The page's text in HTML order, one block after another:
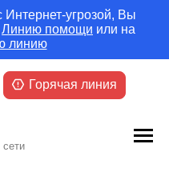
Интернет-угрозой, Вы
Линию помощи или на
линию
сети
Горячая линия